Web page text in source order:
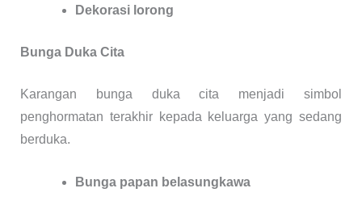
Dekorasi lorong
Bunga Duka Cita
Karangan bunga duka cita menjadi simbol
penghormatan terakhir kepada keluarga yang sedang
berduka.
Bunga papan belasungkawa